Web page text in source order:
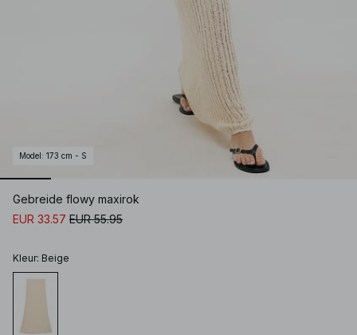
Model : 173 cm - S
Gebreide flowy maxirok
EUR 33.57 EUR 55.95
Kleur: Beige